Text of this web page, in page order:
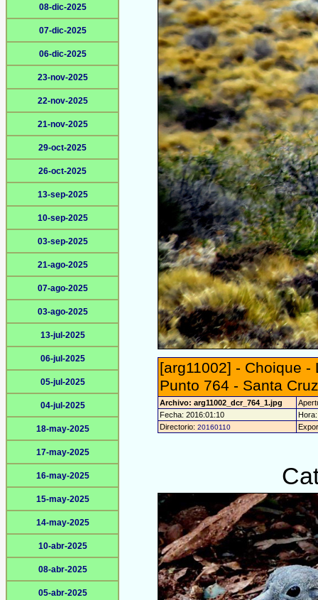
08-dic-2025
07-dic-2025
06-dic-2025
23-nov-2025
22-nov-2025
21-nov-2025
29-oct-2025
26-oct-2025
13-sep-2025
10-sep-2025
03-sep-2025
21-ago-2025
07-ago-2025
03-ago-2025
13-jul-2025
06-jul-2025
05-jul-2025
04-jul-2025
18-may-2025
17-may-2025
16-may-2025
15-may-2025
14-may-2025
10-abr-2025
08-abr-2025
05-abr-2025
[arg11002] - Choique
Punto 764 - Santa
Archivo: arg11002_dcr_764_1.jpg
Fecha: 2016:01:10
Directorio: 20160110